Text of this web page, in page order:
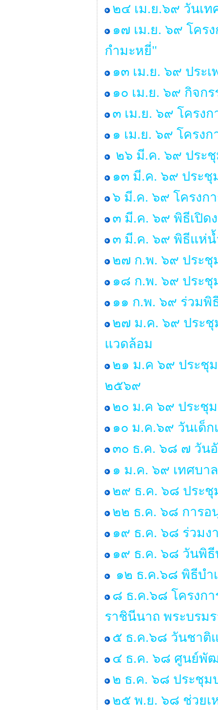
๒๔ เม.ย.๖๙ วันเ
๑๗ เม.ย. ๖๙ โคร
กำมะหยี่"
๑๓ เม.ย. ๖๙ ประ
๑๐ เม.ย. ๖๙ กิจก
๓ เม.ย. ๖๙ โครง
๑ เม.ย. ๖๙ โครง
๒๖ มี.ค. ๖๙ ประ
๑๓ มี.ค. ๖๙ ประชุ
๖ มี.ค. ๖๙ โครงก
๓ มี.ค. ๖๙ พิธีเปิด
๓ มี.ค. ๖๙ พิธีแห่น้
๒๗ ก.พ. ๖๙ ประ
๑๘ ก.พ. ๖๙ ประชุ
๑๑ ก.พ. ๖๙ ร่วมพิ
๒๗ ม.ค. ๖๙ ประชุ
แวดล้อม
๒๑ ม.ค ๖๙ ประชุ
๒๕๖๙
๒๐ ม.ค ๖๙ ประชุ
๑๐ ม.ค.๖๙ วันเด็
๓๐ ธ.ค. ๖๘ ๗ วัน
๑ ม.ค. ๖๙ เทศบา
๒๙ ธ.ค. ๖๘ ประชุ
๒๒ ธ.ค. ๖๘ การอ
๑๙ ธ.ค. ๖๘ ร่วมง
๑๙ ธ.ค. ๖๘ วันพิธี
๑๒ ธ.ค.๖๘ พิธีบ
๘ ธ.ค.๖๘ โครงกา
ราชินีนาถ พระบรม
๕ ธ.ค.๖๘ วันชาติ
๔ ธ.ค. ๖๘ ศูนย์พัฒ
๒ ธ.ค. ๖๘ ประชุม
๒๕ พ.ย. ๖๘ ช่วยเ